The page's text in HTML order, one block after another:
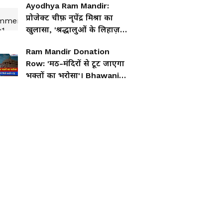
Ayodhya Ram Mandir:
प्रोजेक्ट चीफ़ नृपेंद्र मिश्रा का
खुलासा, 'श्रद्धालुओं के लिहाज़
Ram Mandir Donation
Row: 'मठ-मंदिरों से टूट जाएगा
भक्तों का भरोसा'। Bhawani